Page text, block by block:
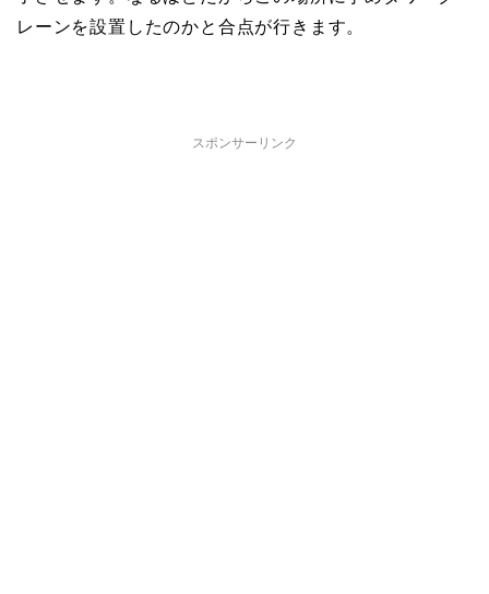
レーンを設置したのかと合点が行きます。
スポンサーリンク